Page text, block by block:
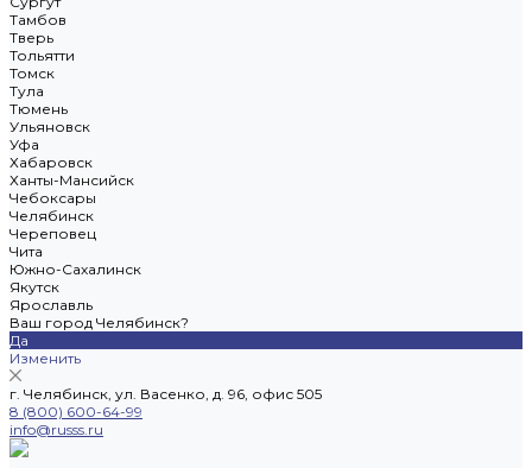
Тамбов
Тверь
Тольятти
Томск
Тула
Тюмень
Ульяновск
Уфа
Хабаровск
Ханты-Мансийск
Чебоксары
Челябинск
Череповец
Чита
Южно-Сахалинск
Якутск
Ярославль
Ваш город Челябинск?
Да
Изменить
г. Челябинск, ул. Васенко, д. 96, офис 505
8 (800) 600-64-99
info@russs.ru